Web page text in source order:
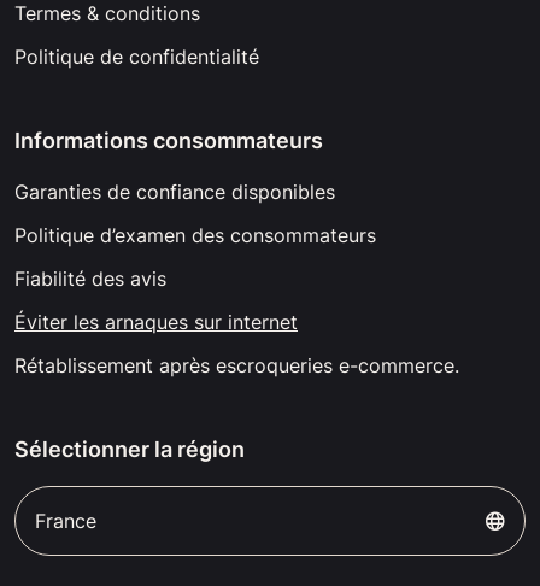
Termes & conditions
Politique de confidentialité
Informations consommateurs
Garanties de confiance disponibles
Politique d’examen des consommateurs
Fiabilité des avis
Éviter les arnaques sur internet
Rétablissement après escroqueries e-commerce.
Sélectionner la région
France